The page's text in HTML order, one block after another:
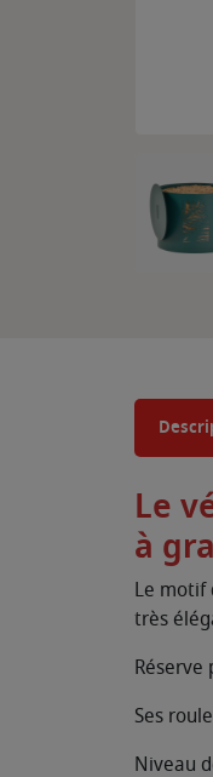
Le
à
Le motif
très
Ses
Niveau